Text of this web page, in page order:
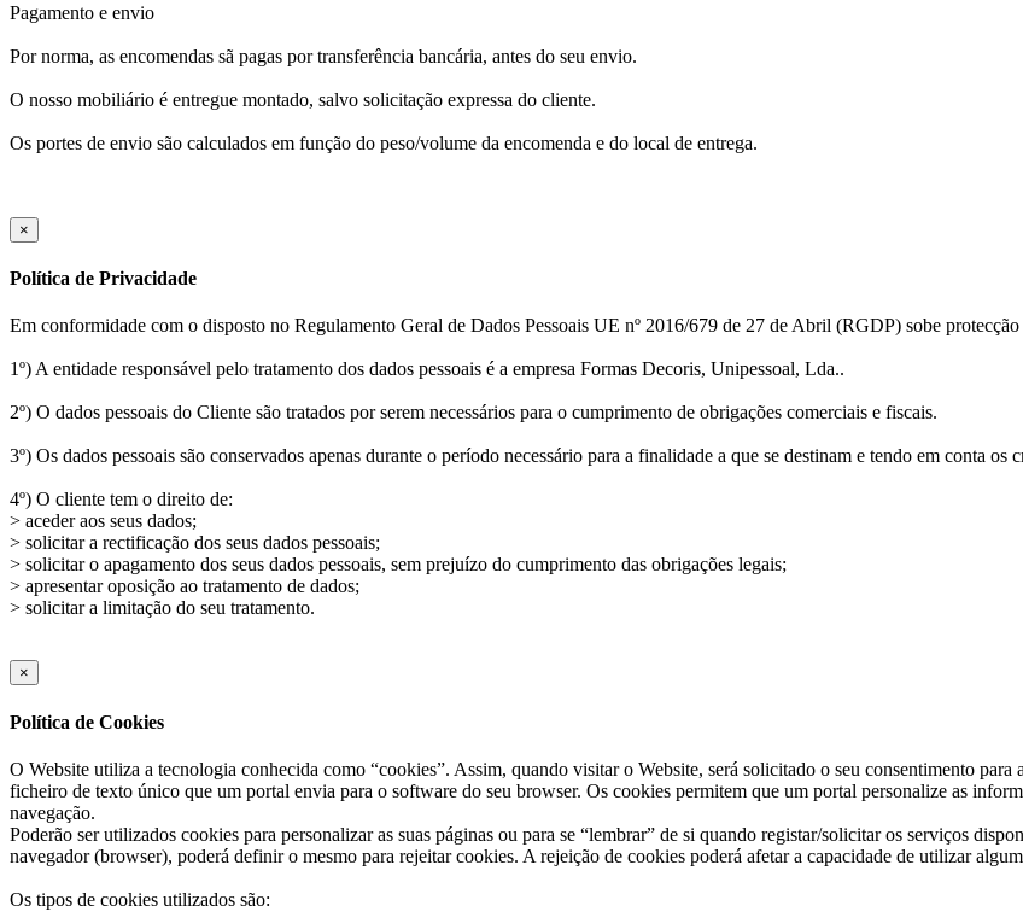
Pagamento e envio
Por norma, as encomendas sã pagas por transferência bancária, antes do seu envio.
O nosso mobiliário é entregue montado, salvo solicitação expressa do cliente.
Os portes de envio são calculados em função do peso/volume da encomenda e do local de entrega.
×
Política de Privacidade
Em conformidade com o disposto no Regulamento Geral de Dados Pessoais UE nº 2016/679 de 27 de Abril (RGDP) sobe protecção
1º) A entidade responsável pelo tratamento dos dados pessoais é a empresa Formas Decoris, Unipessoal, Lda..
2º) O dados pessoais do Cliente são tratados por serem necessários para o cumprimento de obrigações comerciais e fiscais.
3º) Os dados pessoais são conservados apenas durante o período necessário para a finalidade a que se destinam e tendo em conta os
4º) O cliente tem o direito de:
> aceder aos seus dados;
> solicitar a rectificação dos seus dados pessoais;
> solicitar o apagamento dos seus dados pessoais, sem prejuízo do cumprimento das obrigações legais;
> apresentar oposição ao tratamento de dados;
> solicitar a limitação do seu tratamento.
×
Política de Cookies
O Website utiliza a tecnologia conhecida como “cookies”. Assim, quando visitar o Website, será solicitado o seu consentimento
ficheiro de texto único que um portal envia para o software do seu browser. Os cookies permitem que um portal personalize as
navegação.
Poderão ser utilizados cookies para personalizar as suas páginas ou para se “lembrar” de si quando registar/solicitar os serviços
navegador (browser), poderá definir o mesmo para rejeitar cookies. A rejeição de cookies poderá afetar a capacidade de utilizar
Os tipos de cookies utilizados são: